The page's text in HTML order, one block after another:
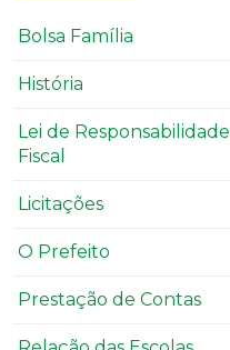
Bolsa Família
História
Lei de Responsabilidade
Fiscal
Licitações
O Prefeito
Prestação de Contas